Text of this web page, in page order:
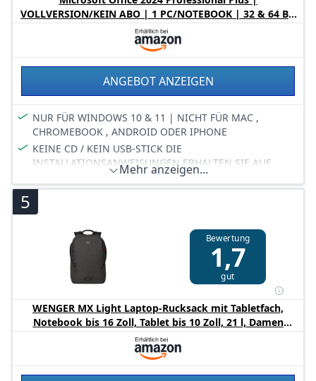
superleichte 2kg, 17" FullHD Display, Wi-Fi 6 (WLAN
802.11a/​b/​g/​n/​ac/​ax, 2x2), Bluetooth 5.2, Intel Graphics,
deutschsprachige Tastatur, Webcam
VOLLVERSION/KEIN ABO | 1 PC/NOTEBOOK | 32 & 64 Bit
| Online Aktivierungsschlüssel
ANGEBOT ANZEIGEN
NUR FÜR WINDOWS 10 & 11 | NICHT FÜR MAC ,
CHROMEBOOK , ANDROID ODER IPHONE
KEINE CD / KEIN USB-STICK DIE
INSTALLATIONSANWEISUNGEN ERHALTEN SIE AUF
EINEM SCHREIBEN
Aktivierungsinformationen zudem auf Ihrer Rechnung
Diese Suite enthält folgende Produkte: Word , Excel ,
Bitte Installationsanweisungen beachten und bei
Problemen unseren Support kontaktieren.
Bitte beachten Sie für Updates zur Bestellung Ihr
Amazon-Postfach unter Mein Konto > Message-Center >
Käufer-/Verkäufer-Nachrichten
Mehr anzeigen...
5
Bewertung
1,7
gut
WENGER MX Light Laptop-Rucksack mit Tabletfach,
Notebook bis 16 Zoll, Tablet bis 10 Zoll, 21 l, Damen
Herren, Business Uni Schulen Reisen, Grau, 611642